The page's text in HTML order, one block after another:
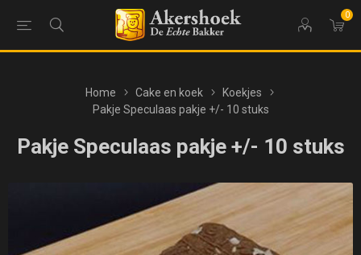
0
Home Cake en koek
Koekjes
Pakje Speculaas pakje +/- 10 stuks
Pakje Speculaas pakje +/- 10 stuks